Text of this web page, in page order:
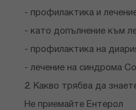
- профилактика и
- като допълнение към
- профилактика на
- лечение на синдрома
2. Какво трябва да
Не приемайте Ентерол